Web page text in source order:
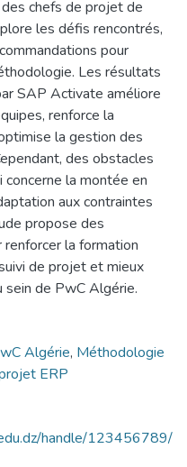
chefs de projet de
les défis rencontrés,
pour
Les résultats
SAP Activate améliore
renforce la
la gestion des
des obstacles
la montée en
aux contraintes
propose des
la formation
de projet et mieux
de PwC Algérie.
Algérie, Méthodologie
ERP
handle/123456789/